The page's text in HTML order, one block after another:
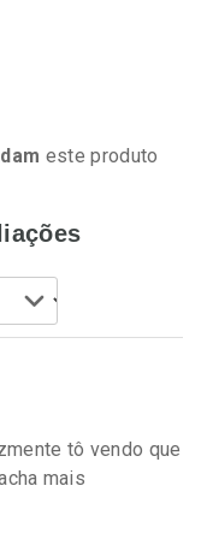
Desconto
sem Desconto
74,99/cada
este produto
tô vendo que
mais